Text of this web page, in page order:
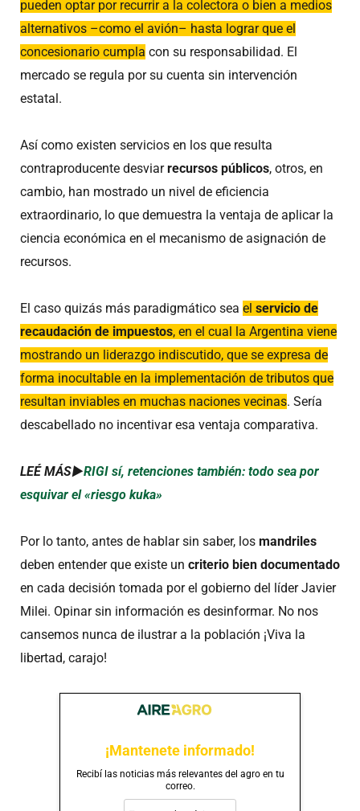
pueden optar por recurrir a la colectora o bien a medios
alternativos –como el avión– hasta lograr que el
concesionario cumpla con su responsabilidad. El
mercado se regula por su cuenta sin intervención
estatal.
Así como existen servicios en los que resulta
contraproducente desviarrecursos públicos, otros, en
cambio, han mostrado un nivel de eficiencia
extraordinario, lo que demuestra la ventaja de aplicar la
ciencia económica en el mecanismo de asignación de
recursos.
El caso quizás más paradigmático sea el servicio de
recaudación de impuestos, en el cual la Argentina viene
mostrando un liderazgo indiscutido, que se expresa de
forma inocultable en la implementación de tributos que
resultan inviables en muchas naciones vecinas. Sería
descabellado no incentivar esa ventaja comparativa.
LEÉ MÁS►RIGI sí, retenciones también: todo sea por
esquivar el «riesgo kuka»
Por lo tanto, antes de hablar sin saber, los mandriles
deben entender que existe un criterio bien documentado
en cada decisión tomada por el gobierno del líder Javier
Milei. Opinar sin información es desinformar. No nos
cansemos nunca de ilustrar a la población ¡Viva la
libertad, carajo!
¡Mantenete informado!
Recibí las noticias más relevantes del agro en tu
correo.